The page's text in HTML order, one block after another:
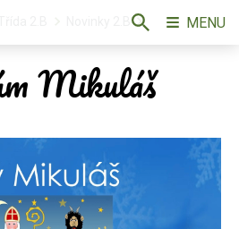
Mikuláš
MENU